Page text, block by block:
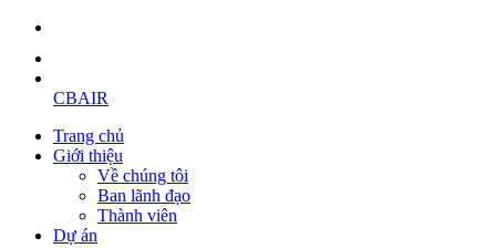
CBAIR
Trang chủ
Giới thiệu
Về chúng tôi
Ban lãnh đạo
Thành viên
Dự án